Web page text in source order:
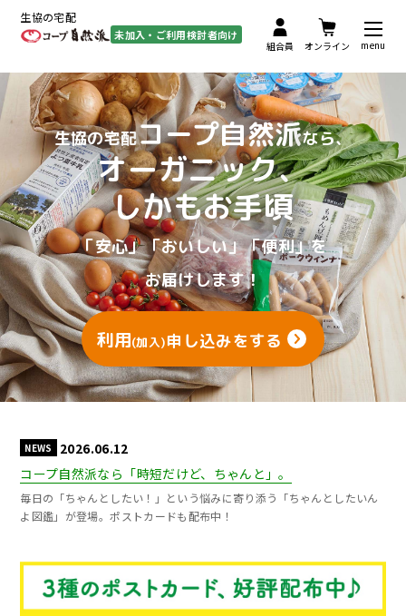
組合員 オンライン menu
生協の宅配
未加入・ご利用検討者向け
生協の宅配コープ自然派なら、
オーガニック、
しかもお手頃
「安心」「おいしい」「便利」を
お届けします！
利用(加入)申し込みをする
NEWS
2026.06.12
コープ自然派なら「時短だけど、ちゃんと」。
毎日の「ちゃんとしたい！」という悩みに寄り添う「ちゃんとしたいん
よ図鑑」が登場。ポストカードも配布中！